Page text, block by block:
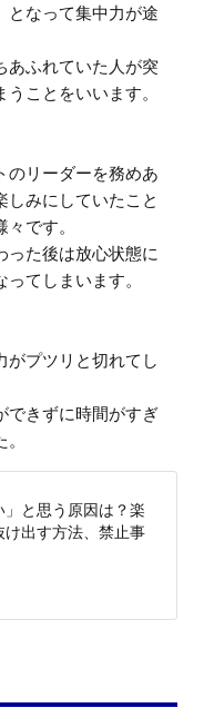
となって集中力が途
あふれていた人が突
ことをいいます。
のリーダーを務めあ
しみにしていたこと
です。
った後は放心状態に
てしまいます。
がプツリと切れてし
できずに時間がすぎ
」と思う原因は？楽
け出す方法、禁止事